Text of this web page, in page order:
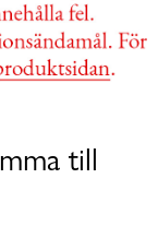
till